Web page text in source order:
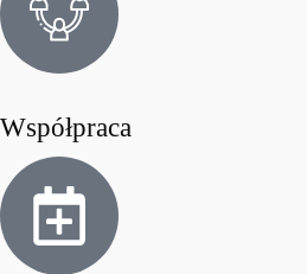
Współpraca